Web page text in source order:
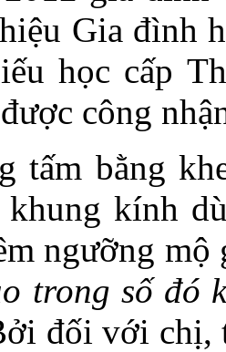
Gia đình
học cấp
công
tấm bằng
khung kính
ngưỡng
trong số đó
đối với chị,